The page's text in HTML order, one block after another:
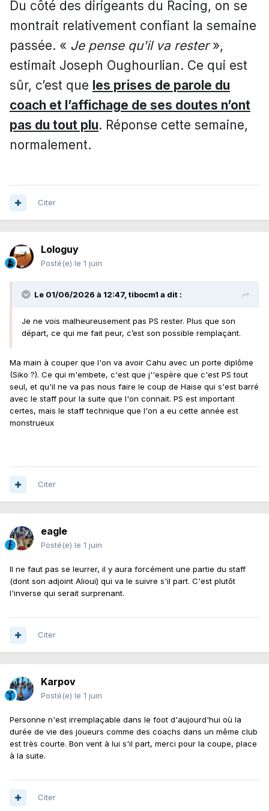
Du côté des dirigeants du Racing, on se
montrait relativement confiant la semaine
passée. « Je pense qu'il va rester »,
estimait Joseph Oughourlian. Ce qui est
sûr, c’est que les prises de parole du
coach et l’affichage de ses doutes n’ont
pas du tout plu. Réponse cette semaine,
normalement.
Citer
Lologuy
Posté(e) le 1 juin
Le 01/06/2026 à 12:47, tibocm1 a dit :
Je ne vois malheureusement pas PS rester. Plus que son
départ, ce qui me fait peur, c’est son possible remplaçant.
Ma main à couper que l'on va avoir Cahu avec un porte diplôme
(Siko ?). Ce qui m'embete, c'est que j''espère que c'est PS tout
seul, et qu'il ne va pas nous faire le coup de Haise qui s'est barré
avec le staff pour la suite que l'on connait. PS est important
certes, mais le staff technique que l'on a eu cette année est
monstrueux
Citer
eagle
Posté(e) le 1 juin
Il ne faut pas se leurrer, il y aura forcément une partie du staff
(dont son adjoint Alioui) qui va le suivre s'il part. C'est plutôt
l'inverse qui serait surprenant.
Citer
Karpov
Posté(e) le 1 juin
Personne n'est irremplaçable dans le foot d'aujourd'hui où la
durée de vie des joueurs comme des coachs dans un même club
est très courte. Bon vent à lui s'il part, merci pour la coupe, place
à la suite.
Citer